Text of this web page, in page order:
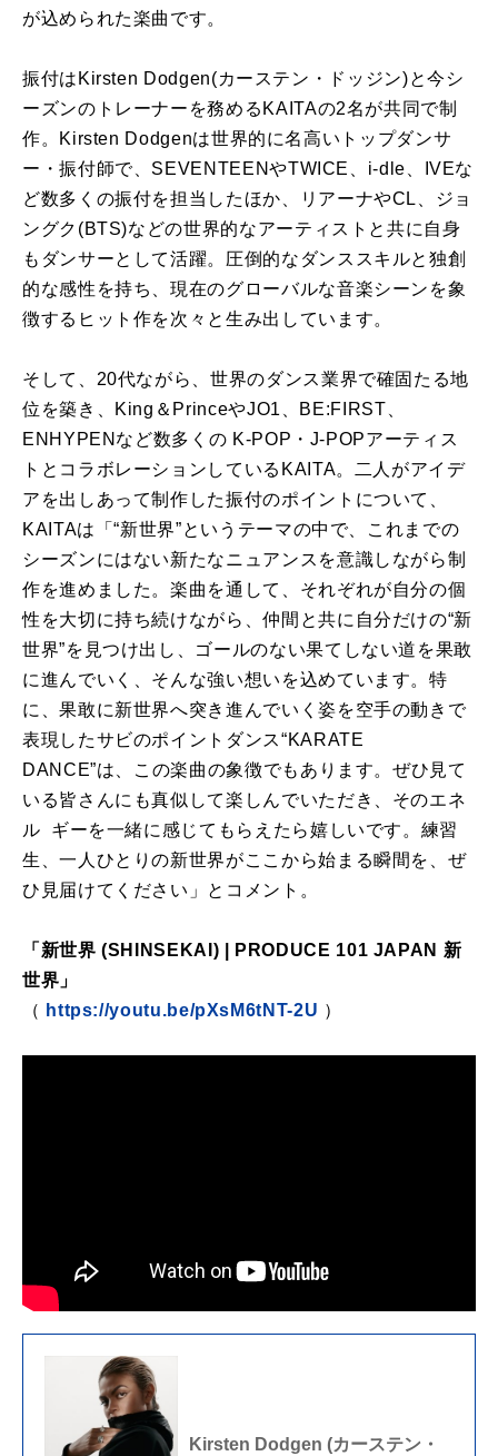
が込められた楽曲です。
振付はKirsten Dodgen(カーステン・ドッジン)と今シ
ーズンのトレーナーを務めるKAITAの2名が共同で制
作。Kirsten Dodgenは世界的に名高いトップダンサ
ー・振付師で、SEVENTEENやTWICE、i-dle、IVEな
ど数多くの振付を担当したほか、リアーナやCL、ジョ
ングク(BTS)などの世界的なアーティストと共に自身
もダンサーとして活躍。圧倒的なダンススキルと独創
的な感性を持ち、現在のグローバルな音楽シーンを象
徴するヒット作を次々と生み出しています。
そして、20代ながら、世界のダンス業界で確固たる地
位を築き、King＆PrinceやJO1、BE:FIRST、
ENHYPENなど数多くの K-POP・J-POPアーティス
トとコラボレーションしているKAITA。二人がアイデ
アを出しあって制作した振付のポイントについて、
KAITAは「“新世界”というテーマの中で、これまでの
シーズンにはない新たなニュアンスを意識しながら制
作を進めました。楽曲を通して、それぞれが自分の個
性を大切に持ち続けながら、仲間と共に自分だけの“新
世界”を見つけ出し、ゴールのない果てしない道を果敢
に進んでいく、そんな強い想いを込めています。特
に、果敢に新世界へ突き進んでいく姿を空手の動きで
表現したサビのポイントダンス“KARATE
DANCE”は、この楽曲の象徴でもあります。ぜひ見て
いる皆さんにも真似して楽しんでいただき、そのエネ
ル ギーを一緒に感じてもらえたら嬉しいです。練習
生、一人ひとりの新世界がここから始まる瞬間を、ぜ
ひ見届けてください」とコメント。
「新世界 (SHINSEKAI) | PRODUCE 101 JAPAN 新
世界」
（ https://youtu.be/pXsM6tNT-2U ）
Kirsten Dodgen (カーステン・